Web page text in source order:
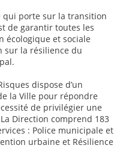
porte sur la transition
de garantir toutes les
écologique et sociale
sur la résilience du
dispose d’un
la Ville pour répondre
de privilégier une
Direction comprend 183
: Police municipale et
urbaine et Résilience